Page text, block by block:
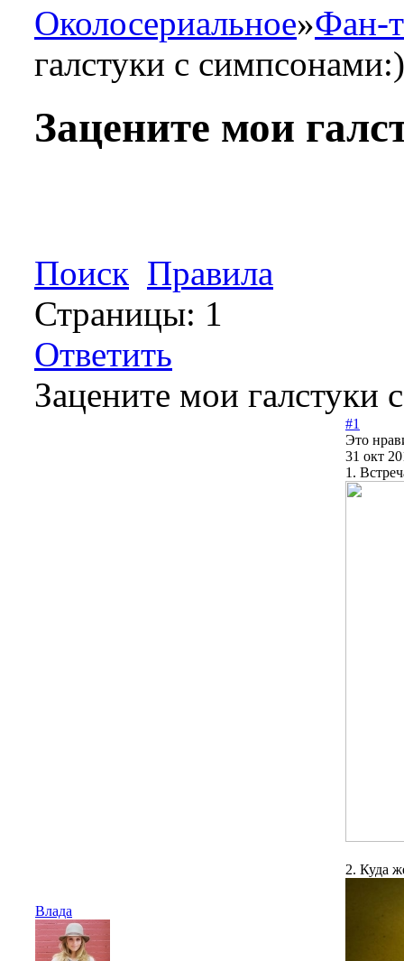
Околосериальное»Фан-
галстуки с симпсонами:)
Зацените мои
Поиск Правила
Страницы: 1
Ответить
Зацените мои галстуки
Влада
#1
Это
31 окт
1.
2. Куда